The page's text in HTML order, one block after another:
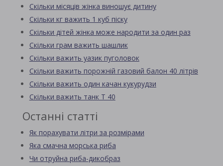
Скільки місяців жінка виношує дитину
Скільки кг важить 1 куб піску
Скільки дітей жінка може народити за один раз
Скільки грам важить шашлик
Скільки важить уазик пуголовок
Скільки важить порожній газовий балон 40 літрів
Скільки важить один качан кукурудзи
Скільки важить танк Т 40
Останні статті
Як порахувати літри за розмірами
Яка смачна морська риба
Чи отруйна риба-дикобраз